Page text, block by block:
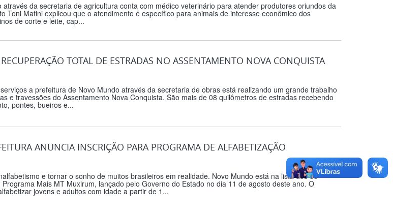
da secretaria de agricultura conta com médico veterinário para atender produtores oriundos da
Toni Mafini explicou que o atendimento é específico para animais de interesse econômico dos
de corte e leite, cap...
TOTAL DE ESTRADAS NO ASSENTAMENTO NOVA CONQUISTA
a prefeitura de Novo Mundo através da secretaria de obras está realizando um grande trabalho
e travessões do Assentamento Nova Conquista. São mais de 08 quilômetros de estradas recebendo
pontes, bueiros e...
ANUNCIA INSCRIÇÃO PARA PROGRAMA DE ALFABETIZAÇÃO
e tornar o sonho de muitos brasileiros em realidade. Novo Mundo está na lista dos 60
Mais MT Muxirum, lançado pelo Governo do Estado no dia 11 de agosto deste ano. O
jovens e adultos com idade a partir de 1...